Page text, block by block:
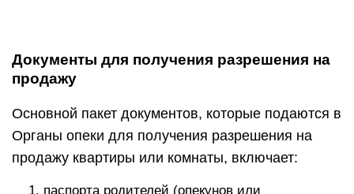
Документы для получения разрешения на
продажу
Основной пакет документов, которые подаются в
Органы опеки для получения разрешения на
продажу квартиры или комнаты, включает:
паспорта родителей (опекунов или